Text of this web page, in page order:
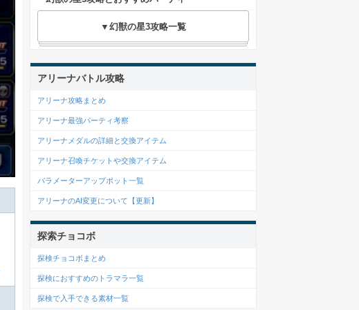
▼幻獣の星3攻略一覧
アリーナバトル攻略
アリーナ攻略まとめ
アリーナ最強パーティ考察
アリーナメダルの詳細と交換アイテム
アリーナ召喚チケットや交換アイテム
パラメーターアップポット一覧
アリーナのAI変更について【更新】
探索チョコボ
探検チョコボまとめ
探検におすすめのトラマラ一覧
探検で入手できる素材一覧